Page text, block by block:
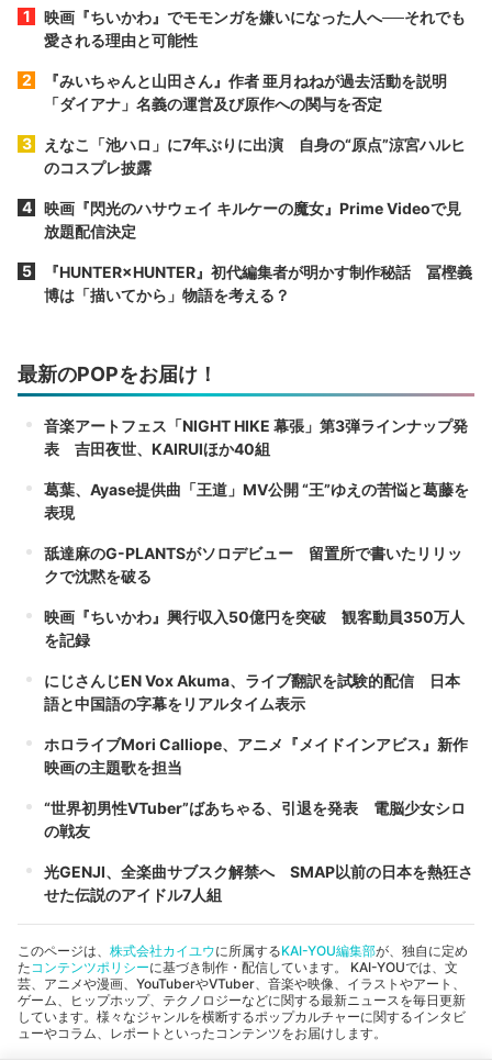
映画『ちいかわ』でモモンガを嫌いになった人へ──それでも
愛される理由と可能性
『みいちゃんと山田さん』作者 亜月ねねが過去活動を説明
「ダイアナ」名義の運営及び原作への関与を否定
えなこ「池ハロ」に7年ぶりに出演 自身の“原点”涼宮ハルヒ
のコスプレ披露
映画『閃光のハサウェイ キルケーの魔女』Prime Videoで見
放題配信決定
『HUNTER×HUNTER』初代編集者が明かす制作秘話 冨樫義
博は「描いてから」物語を考える？
最新のPOPをお届け！
音楽アートフェス「NIGHT HIKE 幕張」第3弾ラインナップ発
表 吉田夜世、KAIRUIほか40組
葛葉、Ayase提供曲「王道」MV公開 “王”ゆえの苦悩と葛藤を
表現
舐達麻のG-PLANTSがソロデビュー 留置所で書いたリリッ
クで沈黙を破る
映画『ちいかわ』興行収入50億円を突破 観客動員350万人
を記録
にじさんじEN Vox Akuma、ライブ翻訳を試験的配信 日本
語と中国語の字幕をリアルタイム表示
ホロライブMori Calliope、アニメ『メイドインアビス』新作
映画の主題歌を担当
“世界初男性VTuber”ばあちゃる、引退を発表 電脳少女シロ
の戦友
光GENJI、全楽曲サブスク解禁へ SMAP以前の日本を熱狂さ
せた伝説のアイドル7人組
このページは、 株式会社カイユウに所属するKAI-YOU編集部が、独自に定め
た コンテンツポリシーに基づき制作・配信しています。 KAI-YOUでは、文
芸、アニメや漫画、YouTuberやVTuber、音楽や映像、イラストやアート、
ゲーム、ヒップホップ、テクノロジーなどに関する最新ニュースを毎日更新
しています。様々なジャンルを横断するポップカルチャーに関するインタビ
ューやコラム、レポートといったコンテンツをお届けします。